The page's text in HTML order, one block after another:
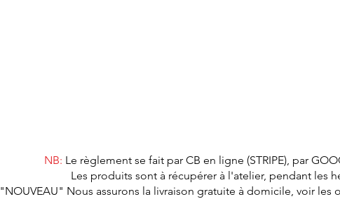
NB: Le règlement se fait par CB en ligne (STRIPE), par
Les produits sont à récupérer à l'atelier, pendant les
"NOUVEAU" Nous assurons la livraison gratuite à domicile, voir les